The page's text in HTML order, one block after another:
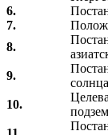
6.
7.
8.
9.
10.